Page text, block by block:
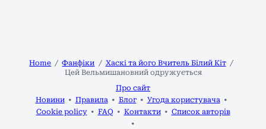
Home Фанфіки
Хаскі та його Вчитель Білий Кіт
Цей Вельмишановний одружується
Про сайт
Новини
Правила Блог
Угода користувача
Cookie policy
FAQ Контакти Список авторів